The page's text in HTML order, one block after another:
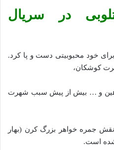
در سریال
خود محبوبیتی دست و پا کرد.
کوشکان،
و … بیش از پیش سبب شهرت
جمره خواهر بزرگ کرن (بهار
است.